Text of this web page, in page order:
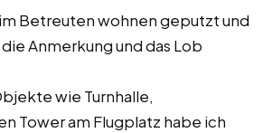
im Betreuten wohnen geputzt und
Anmerkung und das Lob
wie Turnhalle,
Tower am Flugplatz habe ich